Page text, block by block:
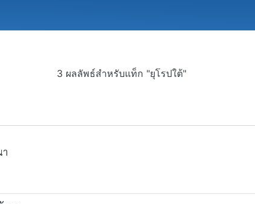
3 ผลลัพธ์สำหรับแท็ก "ยุโรปใต้"
า